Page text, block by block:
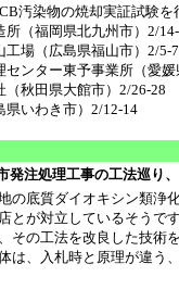
汚染物の焼却実証試験
（福岡県北九州市）2/
場（広島県福山市）2/5-7
ンター東予事業所（愛媛
秋田県大館市）2/26-28
いわき市）2/12-14
発注処理工事の工法巡り
の底質ダイオキシン類浄
とが対立しているそうで
その工法を改良した技術
は、入札時と原理が違う